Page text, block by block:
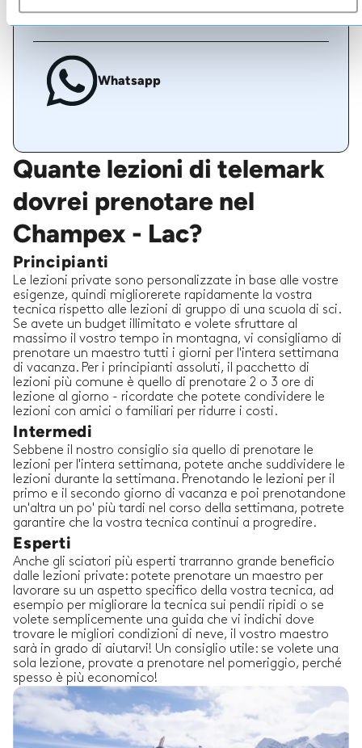
Whatsapp
Quante lezioni di telemark
dovrei prenotare nel
Champex - Lac?
Principianti
Le lezioni private sono personalizzate in base alle vostre
esigenze, quindi migliorerete rapidamente la vostra
tecnica rispetto alle lezioni di gruppo di una scuola di sci.
Se avete un budget illimitato e volete sfruttare al
massimo il vostro tempo in montagna, vi consigliamo di
prenotare un maestro tutti i giorni per l'intera settimana
di vacanza. Per i principianti assoluti, il pacchetto di
lezioni più comune è quello di prenotare 2 o 3 ore di
lezione al giorno - ricordate che potete condividere le
lezioni con amici o familiari per ridurre i costi.
Intermedi
Sebbene il nostro consiglio sia quello di prenotare le
lezioni per l'intera settimana, potete anche suddividere le
lezioni durante la settimana. Prenotando le lezioni per il
primo e il secondo giorno di vacanza e poi prenotandone
un'altra un po' più tardi nel corso della settimana, potrete
garantire che la vostra tecnica continui a progredire.
Esperti
Anche gli sciatori più esperti trarranno grande beneficio
dalle lezioni private: potete prenotare un maestro per
lavorare su un aspetto specifico della vostra tecnica, ad
esempio per migliorare la tecnica sui pendii ripidi o se
volete semplicemente una guida che vi indichi dove
trovare le migliori condizioni di neve, il vostro maestro
sarà in grado di aiutarvi! Un consiglio utile: se volete una
sola lezione, provate a prenotare nel pomeriggio, perché
spesso è più economico!